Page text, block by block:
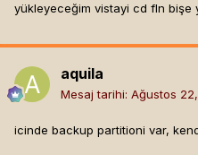
yükleyeceğim vistayi cd fln bişe
aquila
Mesaj tarihi: Ağustos
icinde backup partitioni var,